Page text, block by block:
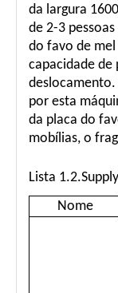
da largura
de 2-3
do favo de mel
capacidade
por esta
da placa do
mobílias, o
Lista
Nome